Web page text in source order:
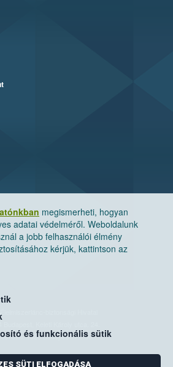
megismerheti, hogyan
adatai védelméről. Weboldalunk
a jobb felhasználói élmény
kérjük, kattintson az
és funkcionális sütik
SÜTI ELFOGADÁSA
biztonsági Hivatal
cím: 1525 Budapest. Pf. 30.